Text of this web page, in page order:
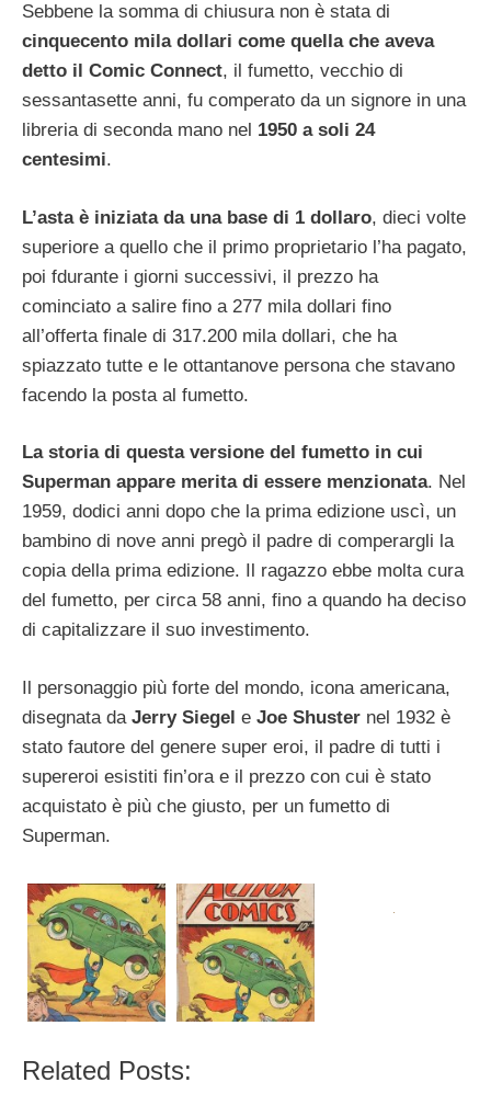
Sebbene la somma di chiusura non è stata di
cinquecento mila dollari come quella che aveva
detto il Comic Connect, il fumetto, vecchio di
sessantasette anni, fu comperato da un signore in una
libreria di seconda mano nel 1950 a soli 24
centesimi.
L’asta è iniziata da una base di 1 dollaro, dieci volte
superiore a quello che il primo proprietario l’ha pagato,
poi fdurante i giorni successivi, il prezzo ha
cominciato a salire fino a 277 mila dollari fino
all’offerta finale di 317.200 mila dollari, che ha
spiazzato tutte e le ottantanove persona che stavano
facendo la posta al fumetto.
La storia di questa versione del fumetto in cui
Superman appare merita di essere menzionata. Nel
1959, dodici anni dopo che la prima edizione uscì, un
bambino di nove anni pregò il padre di comperargli la
copia della prima edizione. Il ragazzo ebbe molta cura
del fumetto, per circa 58 anni, fino a quando ha deciso
di capitalizzare il suo investimento.
Il personaggio più forte del mondo, icona americana,
disegnata da Jerry Siegel e Joe Shuster nel 1932 è
stato fautore del genere super eroi, il padre di tutti i
supereroi esistiti fin’ora e il prezzo con cui è stato
acquistato è più che giusto, per un fumetto di
Superman.
Related Posts: